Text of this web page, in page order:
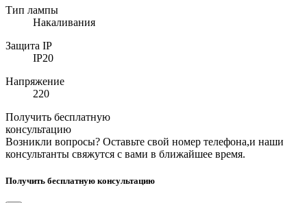
Тип лампы
Накаливания
Защита IP
IP20
Напряжение
220
Получить бесплатную
консультацию
Возникли вопросы? Оставьте свой номер телефона,и наши
консультанты свяжутся с вами в ближайшее время.
Получить бесплатную консультацию